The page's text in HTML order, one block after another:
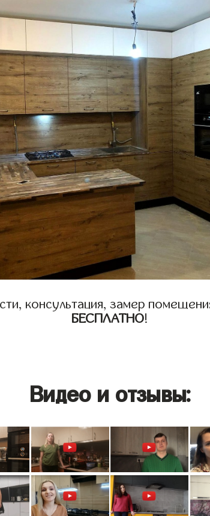
консультация, замер
БЕСПЛАТНО!
Видео и отзывы: